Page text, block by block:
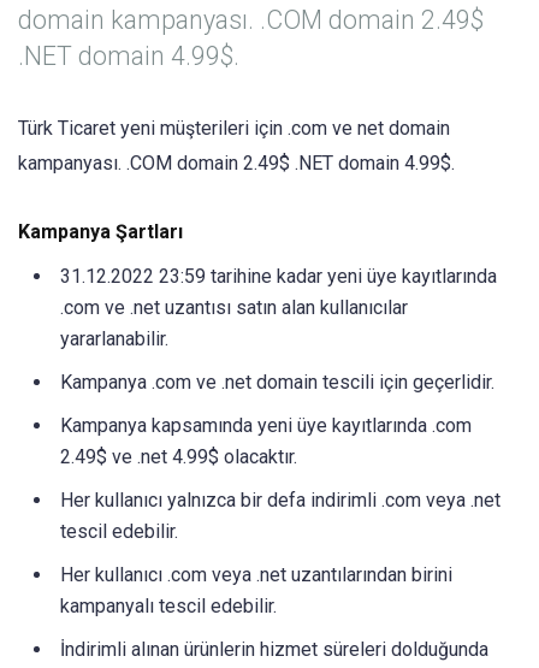
domain kampanyası. .COM domain 2.49$
.NET domain 4.99$.
Türk Ticaret yeni müşterileri için .com ve net domain
kampanyası. .COM domain 2.49$ .NET domain 4.99$.
Kampanya Şartları
31.12.2022 23:59 tarihine kadar yeni üye kayıtlarında
.com ve .net uzantısı satın alan kullanıcılar
yararlanabilir.
Kampanya .com ve .net domain tescili için geçerlidir.
Kampanya kapsamında yeni üye kayıtlarında .com
2.49$ ve .net 4.99$ olacaktır.
Her kullanıcı yalnızca bir defa indirimli .com veya .net
tescil edebilir.
Her kullanıcı .com veya .net uzantılarından birini
kampanyalı tescil edebilir.
İndirimli alınan ürünlerin hizmet süreleri dolduğunda